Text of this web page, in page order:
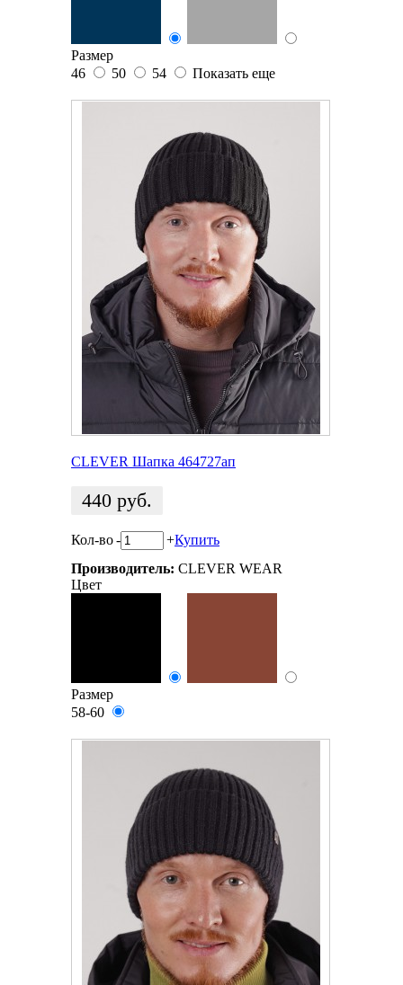
Размер
46
50 54 Показать еще
CLEVER Шапка 464727ап
440 руб.
Кол-во- +Купить
Производитель: CLEVER WEAR
Цвет
Размер
58-60